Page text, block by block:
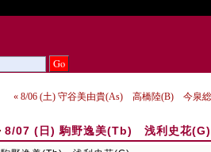
« 8/06 (土) 守谷美由貴(As) 高橋陸(B) 今泉
8/07 (日) 駒野逸美(Tb) 浅利史花(G)